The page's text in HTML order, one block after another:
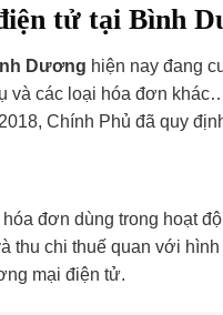
tử tại Bình
Dương hiện nay đang
và các loại hóa đơn
Chính Phủ đã quy
đơn dùng trong hoạt
thu chi thuế quan với
mại điện tử.